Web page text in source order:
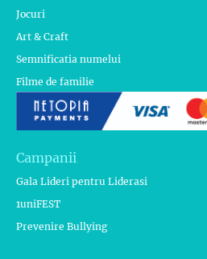
Jocuri
Art & Craft
Semnificatia numelui
Filme de familie
Campanii
Gala Lideri pentru Liderasi
1uniFEST
Prevenire Bullying